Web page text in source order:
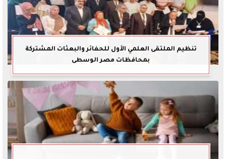
تنظيم الملتقى العلمي الأول للحفائر والبعثات المشتركة
بمحافظات مصر الوسطى